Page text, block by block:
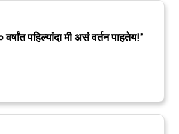
पहिल्यांदा मी असं वर्तन पाहतेय!”